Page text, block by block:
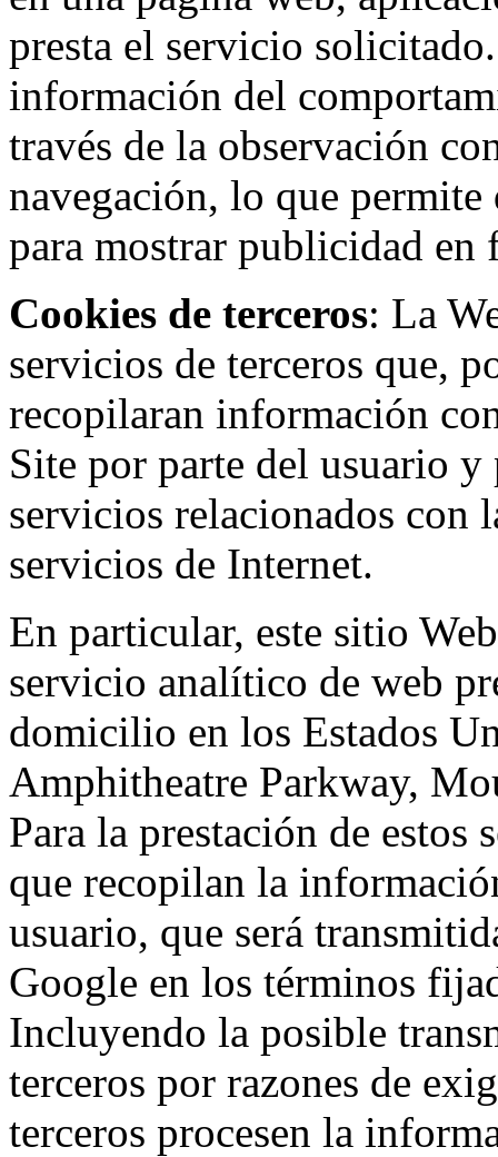
presta el servicio
información del
través de la observación
navegación, lo que
para mostrar publicidad
Cookies de terceros: La
servicios de terceros que,
recopilaran información
Site por parte del usuario
servicios relacionados con
servicios de Internet.
En particular, este sitio
servicio analítico de web
domicilio en los Estados
Amphitheatre Parkway,
Para la prestación de
que recopilan la
usuario, que será
Google en los términos
Incluyendo la posible
terceros por razones de
terceros procesen la